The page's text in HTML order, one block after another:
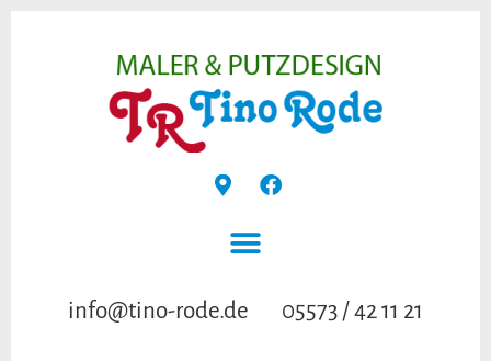
info@tino-rode.de 05573 / 42 11 21